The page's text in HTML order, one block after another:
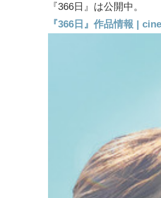
『366日』は公開中。
『366日』作品情報 |